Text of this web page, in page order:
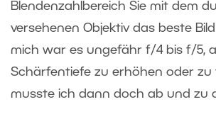
Blendenzahlbereich Sie mit dem
versehenen Objektiv das beste
mich war es ungefähr f/4 bis f/5,
Schärfentiefe zu erhöhen oder zu
musste ich dann doch ab und zu